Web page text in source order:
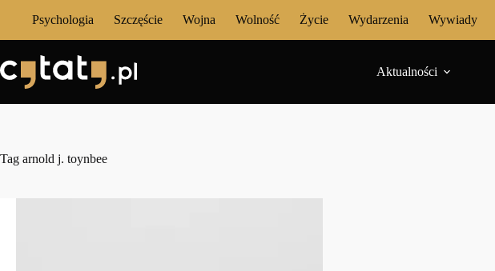
Psychologia Szczęście Wojna Wolność Życie Wydarzenia Wywiady
Aktualności
Tag arnold j. toynbee